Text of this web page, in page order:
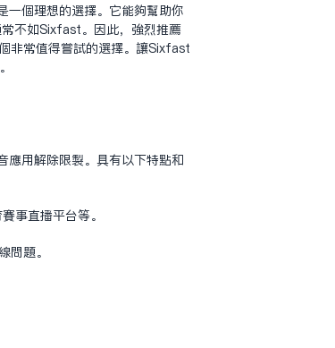
个理想的选择。它能够帮助你
不如Sixfast。因此，强烈推荐
非常值得尝试的选择。让Sixfast
应用解除限制。具有以下特点和
事直播平台等。
问题。